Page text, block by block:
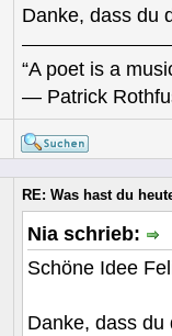
Danke, dass du
“A poet is a
― Patrick
RE: Was hast du
Nia schrieb:
Schöne Idee
Danke, dass du